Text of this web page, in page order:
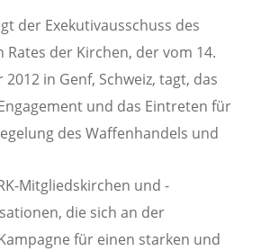
der Exekutivausschuss des
Rates der Kirchen, der vom 14.
2012 in Genf, Schweiz, tagt, das
und das Eintreten für
des Waffenhandels und
Mitgliedskirchen und -
die sich an der
für einen starken und